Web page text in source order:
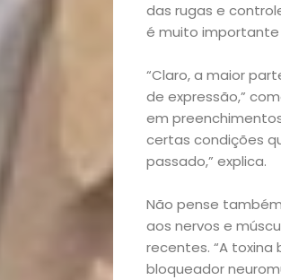
das rugas e
é muito importante
“Claro, a maior
de expressão,”
em
certas condições
passado,” explica.
Não pense
aos nervos e
recentes. “A
bloqueador